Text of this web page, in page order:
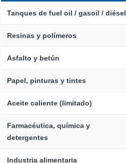
Tanques de fuel oil / gasoil / diésel
Resinas y polímeros
Asfalto y betún
Papel, pinturas y tintes
Aceite caliente (limitado)
Farmacéutica, química y
detergentes
Industria alimentaria